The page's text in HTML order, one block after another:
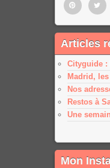
PinterestTwitter
Articles
Cityguide :
Madrid,
Nos
Restos à
Une
Mon